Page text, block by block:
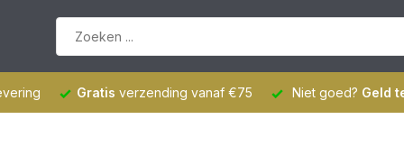
Gratis verzending vanaf €75 Niet goed? Geld